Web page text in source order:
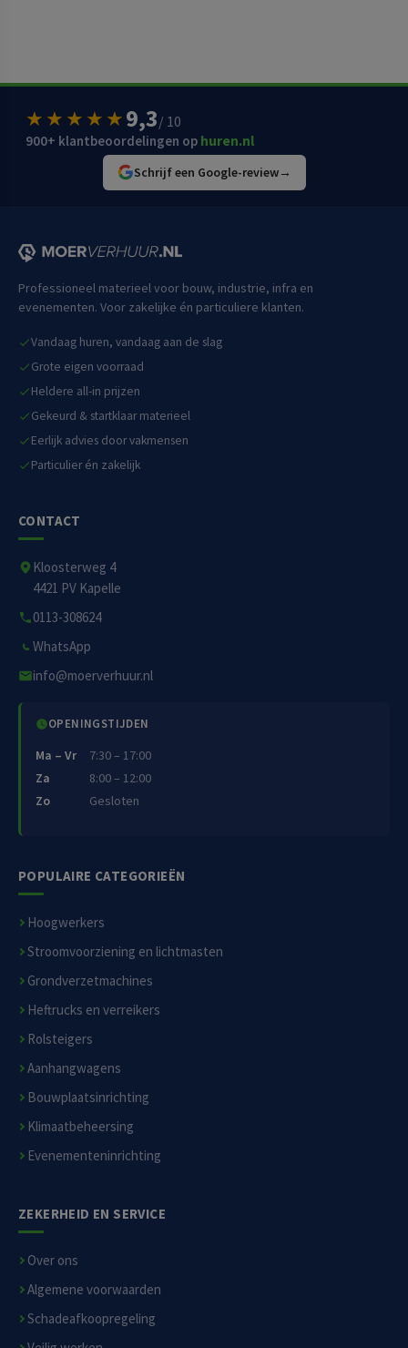
★★★★★9,3/ 10
900+ klantbeoordelingen op huren.nl
Schrijf een Google-review→
Professioneel materieel voor bouw, industrie, infra en
evenementen. Voor zakelijke én particuliere klanten.
Vandaag huren, vandaag aan de slag
Grote eigen voorraad
Heldere all-in prijzen
Gekeurd & startklaar materieel
Eerlijk advies door vakmensen
Particulier én zakelijk
CONTACT
Kloosterweg 4
4421 PV Kapelle
0113-308624
WhatsApp
info@moerverhuur.nl
OPENINGSTIJDEN
Ma – Vr
7:30 – 17:00
Za
8:00 – 12:00
Zo
Gesloten
POPULAIRE CATEGORIEËN
Hoogwerkers
Stroomvoorziening en lichtmasten
Grondverzetmachines
Heftrucks en verreikers
Rolsteigers
Aanhangwagens
Bouwplaatsinrichting
Klimaatbeheersing
Evenementeninrichting
ZEKERHEID EN SERVICE
Over ons
Algemene voorwaarden
Schadeafkoopregeling